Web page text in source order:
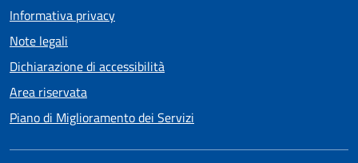
Informativa privacy
Note legali
Dichiarazione di accessibilità
Area riservata
Piano di Miglioramento dei Servizi